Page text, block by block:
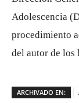
Adolescencia
procedimiento
del autor de los
ARCHIVADO EN: